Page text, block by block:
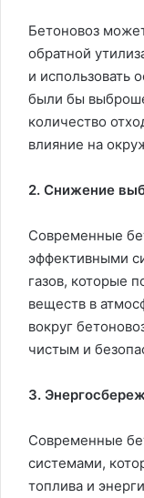
Бетоновоз
обратной
и использовать
были бы
количество
влияние на
2. Снижение
Современные
эффективными
газов, которые
веществ в
вокруг
чистым и
3.
Современные
системами,
топлива и